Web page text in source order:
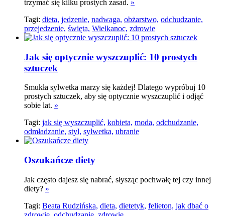
trzymać się kilku prostych zasad. »
Tagi: dieta, jedzenie, nadwaga, obżarstwo, odchudzanie,
przejedzenie, święta, Wielkanoc, zdrowie
Jak się optycznie wyszczuplić: 10 prostych
sztuczek
Smukła sylwetka marzy się każdej! Dlatego wypróbuj 10
prostych sztuczek, aby się optycznie wyszczuplić i odjąć
sobie lat. »
Tagi: jak się wyszczuplić, kobieta, moda, odchudzanie,
odmładzanie, styl, sylwetka, ubranie
Oszukańcze diety
Jak często dajesz się nabrać, słysząc pochwałę tej czy innej
diety? »
Tagi: Beata Rudzińska, dieta, dietetyk, felieton, jak dbać o